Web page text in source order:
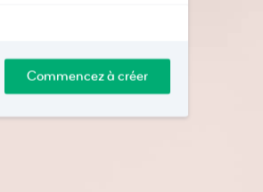
Commencez à créer